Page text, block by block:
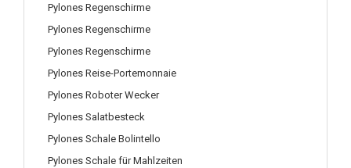
Pylones Regenschirme
Pylones Regenschirme
Pylones Regenschirme
Pylones Reise-Portemonnaie
Pylones Roboter Wecker
Pylones Salatbesteck
Pylones Schale Bolintello
Pylones Schale für Mahlzeiten